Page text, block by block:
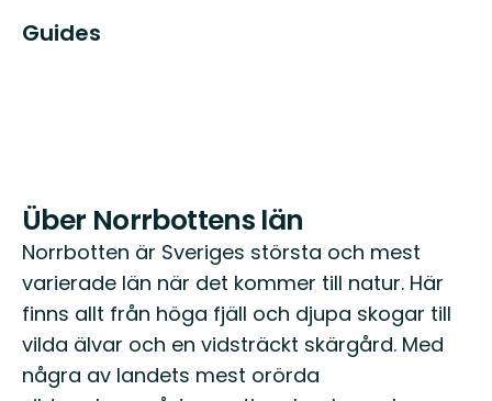
Guides
Über Norrbottens län
Norrbotten är Sveriges största och mest
varierade län när det kommer till natur. Här
finns allt från höga fjäll och djupa skogar till
vilda älvar och en vidsträckt skärgård. Med
några av landets mest orörda